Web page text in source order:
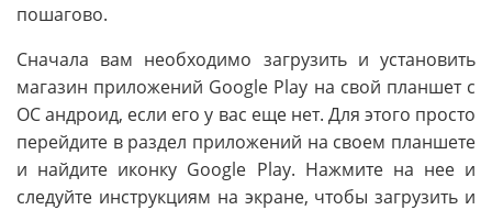
пошагово.
Сначала вам необходимо загрузить и установить
магазин приложений Google Play на свой планшет с
ОС андроид, если его у вас еще нет. Для этого просто
перейдите в раздел приложений на своем планшете
и найдите иконку Google Play. Нажмите на нее и
следуйте инструкциям на экране, чтобы загрузить и